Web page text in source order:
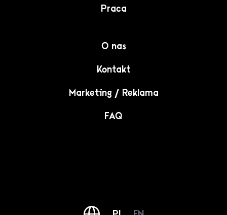
Praca
O nas
Kontakt
Marketing / Reklama
FAQ